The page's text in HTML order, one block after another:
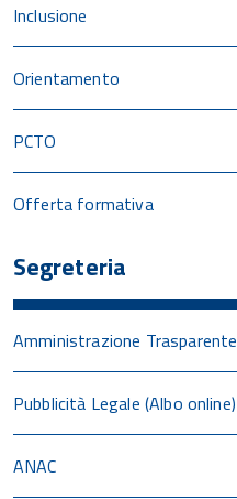
Inclusione
Orientamento
PCTO
Offerta formativa
Segreteria
Amministrazione Trasparente
Pubblicità Legale (Albo online)
ANAC